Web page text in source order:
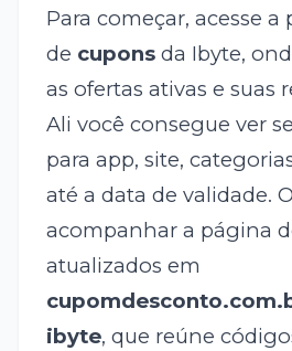
Para começar, acesse
de cuponsda Ibyte,
as ofertas ativas e suas
Ali você consegue ver
para app, site,
até a data de validade.
acompanhar a página
atualizados em
ibyte, que reúne